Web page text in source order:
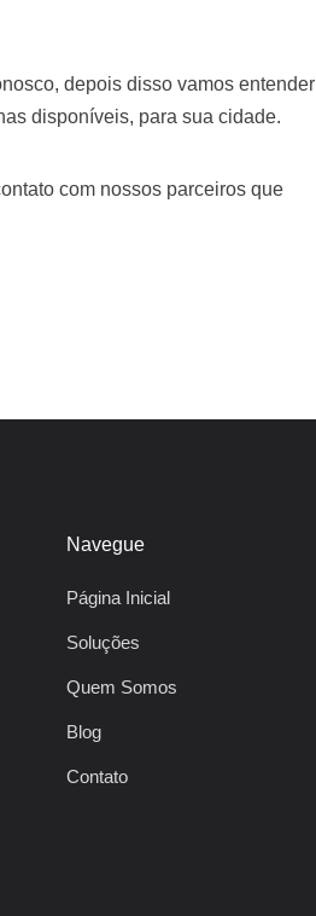
depois disso vamos entender
disponíveis, para sua cidade.
com nossos parceiros que
Navegue
Página Inicial
Soluções
Quem Somos
Blog
Contato